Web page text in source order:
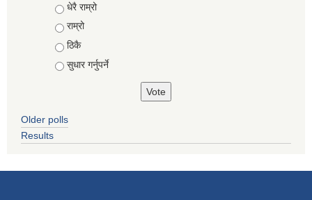
Choices
धेरै राम्रो
राम्रो
ठिकै
सुधार गर्नुपर्ने
Older polls
Results